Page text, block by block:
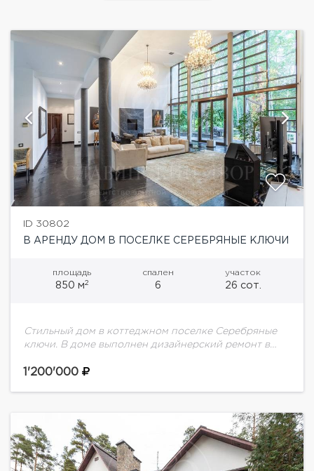
ID 30802
В АРЕНДУ ДОМ В ПОСЕЛКЕ СЕРЕБРЯНЫЕ КЛЮЧИ
площадь
850 м2
спален
6
участок
26 сот.
Стильный дом в коттеджном поселке Серебряные
ключи. В доме выполнен дизайнерский ремонт в
кинотеатр со стойкой бара, игровая, постирочная,
1'200'000